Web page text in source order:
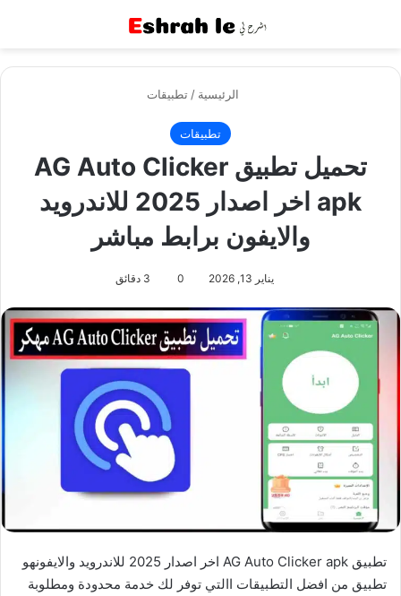
الرئيسية / تطبيقات
تطبيقات
تحميل تطبيق AG Auto Clicker
apk اخر اصدار 2025 للاندرويد
والايفون برابط مباشر
يناير 13, 2026 0
تطبيق AG Auto Clicker apk اخر اصدار 2025 للاندرويد والايفونهو
تطبيق من افضل التطبيقات االتي توفر لك خدمة محدودة ومطلوبة